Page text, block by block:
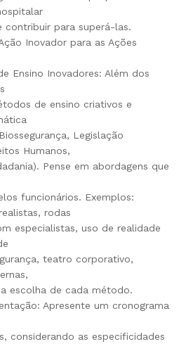
para superá-las.
Inovador para as Ações
Ensino Inovadores: Além dos
de ensino criativos e
Legislação
Humanos,
Pense em abordagens que
funcionários. Exemplos:
rodas
especialistas, uso de realidade
teatro corporativo,
escolha de cada método.
Apresente um cronograma
considerando as especificidades